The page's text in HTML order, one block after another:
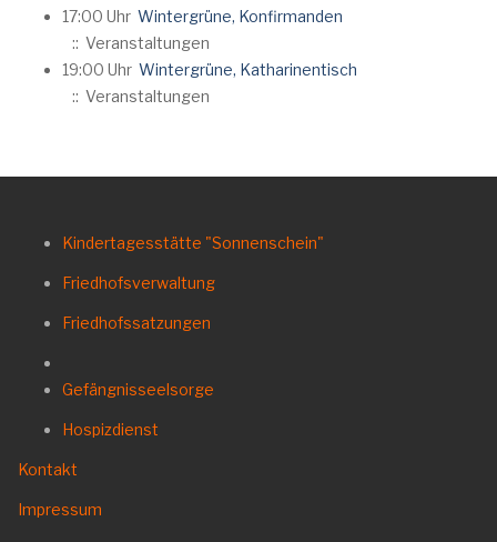
17:00 Uhr Wintergrüne, Konfirmanden
:: Veranstaltungen
19:00 Uhr Wintergrüne, Katharinentisch
:: Veranstaltungen
Kindertagesstätte "Sonnenschein"
Friedhofsverwaltung
Friedhofssatzungen
Gefängnisseelsorge
Hospizdienst
Kontakt
Impressum